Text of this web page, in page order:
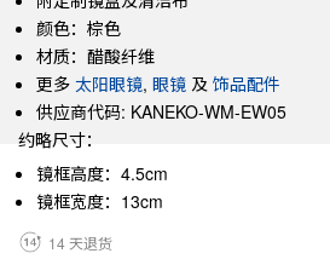
颜色：棕色
材质：醋酸纤维
更多 太阳眼镜, 眼镜 及 饰品配件
供应商代码: KANEKO-WM-EW05
约略尺寸：
镜框高度：4.5cm
镜框宽度：13cm
14 天退货